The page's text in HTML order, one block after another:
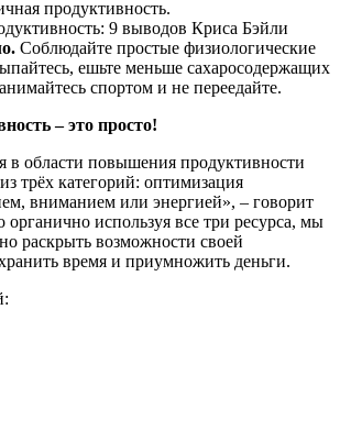
продуктивность.
Соблюдайте простые физиологические
ешьте меньше сахаросодержащих
спортом и не переедайте.
– это просто!
в области повышения продуктивности
трёх категорий: оптимизация
вниманием или энергией», – говорит
используя все три ресурса, мы
раскрыть возможности своей
время и приумножить деньги.